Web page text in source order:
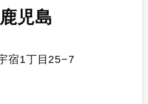
児島
宿1丁目25−7